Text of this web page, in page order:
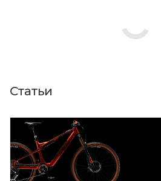
Статьи